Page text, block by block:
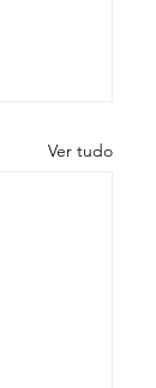
Ver tudo